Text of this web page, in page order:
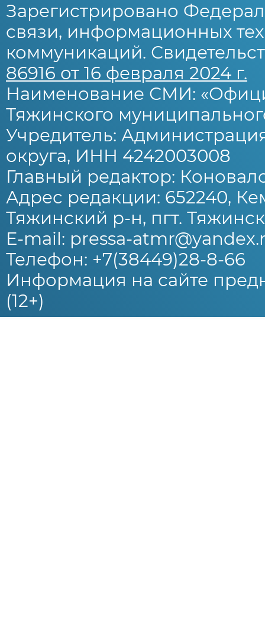
Зарегистрировано
связи, информационных
коммуникаций.
86916 от 16 февраля 2024 г.
Наименование СМИ:
Тяжинского
Учредитель:
округа, ИНН 4242003008
Главный редактор:
Адрес редакции: 652240,
Тяжинский р-н, пгт.
E-mail: pressa-
Телефон: +7(38449)28-8-66
Информация на сайте
(12+)